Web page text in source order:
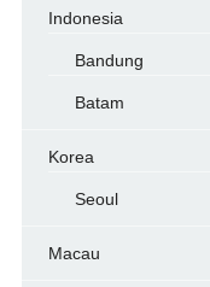
Indonesia
Bandung
Batam
Korea
Seoul
Macau